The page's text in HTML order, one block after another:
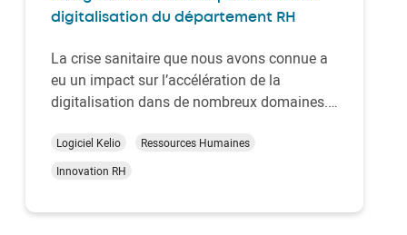
digitalisation du département RH
La crise sanitaire que nous avons connue a
eu un impact sur l’accélération de la
digitalisation dans de nombreux domaines.
départements RH à repenser leur processus
administratifs et en particulier à envisager la
électronique, qu…
Logiciel Kelio
Ressources Humaines
Innovation RH